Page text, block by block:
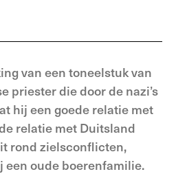
van een toneelstuk van
priester die door de nazi’s
hij een goede relatie met
relatie met Duitsland
rond zielsconflicten,
een oude boerenfamilie.